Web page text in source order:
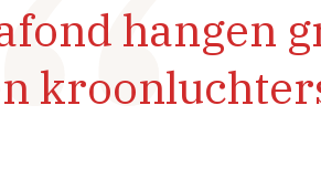
hangen